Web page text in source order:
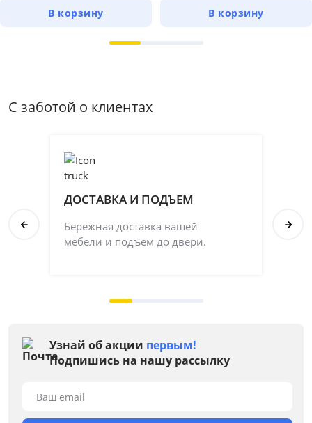
В корзину В корзину
С заботой о клиентах
ДОСТАВКА И ПОДЪЕМ
Бережная доставка вашей
мебели и подъём до двери.
Узнай об акции первым!
Подпишись на нашу рассылку
Ваш email